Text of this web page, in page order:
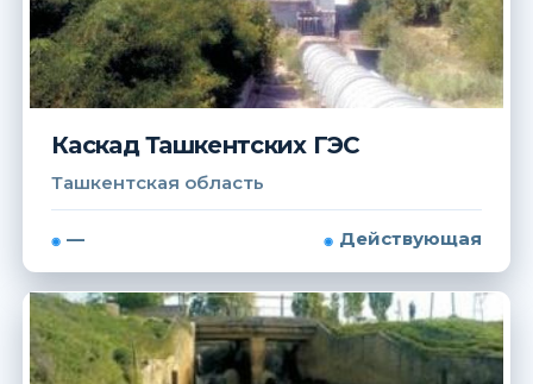
Каскад Ташкентских ГЭС
Ташкентская область
— Действующая